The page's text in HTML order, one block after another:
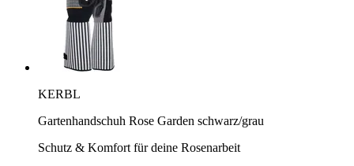
KERBL
Gartenhandschuh Rose Garden schwarz/grau
Schutz & Komfort für deine Rosenarbeit